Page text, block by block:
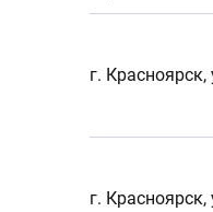
г. Красноярск,
г. Красноярск,